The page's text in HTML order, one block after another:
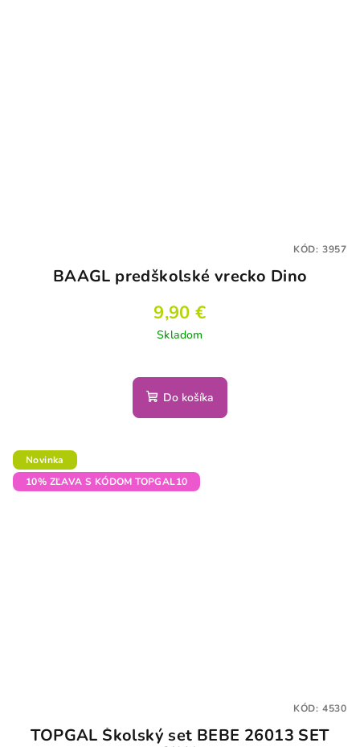
BAAGL predškolské vrecko Dino
9,90 €
Skladom
Do košíka
KÓD: 3957
Novinka
10% ZĽAVA S KÓDOM TOPGAL10
TOPGAL Školský set BEBE 26013 SET
KÓD: 4530